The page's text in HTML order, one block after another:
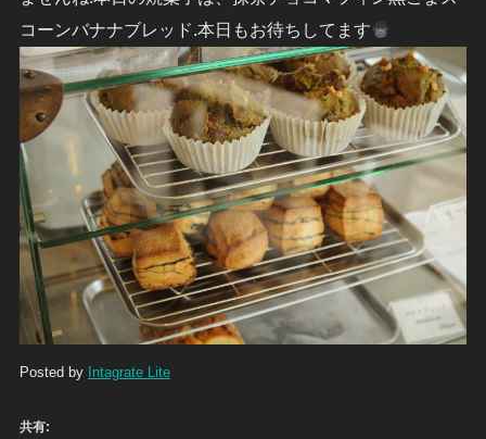
コーンバナナブレッド.本日もお待ちしてます
Posted by Intagrate Lite
共有: